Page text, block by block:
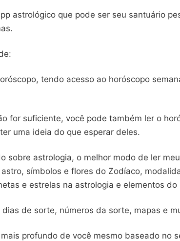
astrológico que pode ser seu santuário
tendo acesso ao horóscopo
for suficiente, você pode também ler o
uma ideia do que esperar deles.
sobre astrologia, o melhor modo de ler
símbolos e flores do Zodíaco,
e estrelas na astrologia e elementos do
de sorte, números da sorte, mapas e
profundo de você mesmo baseado no